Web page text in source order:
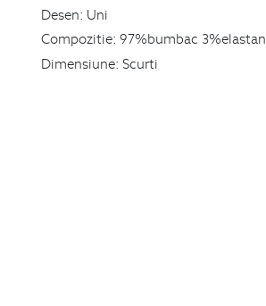
Desen: Uni
Compozitie: 97%bumbac 3%elastan
Dimensiune: Scurti